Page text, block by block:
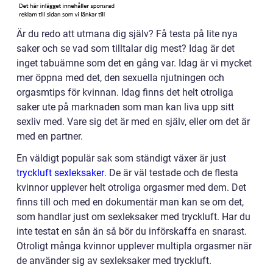
Är du redo att utmana dig själv? Få testa på lite nya
saker och se vad som tilltalar dig mest? Idag är det
inget tabuämne som det en gång var. Idag är vi mycket
mer öppna med det, den sexuella njutningen och
orgasmtips för kvinnan. Idag finns det helt otroliga
saker ute på marknaden som man kan liva upp sitt
sexliv med. Vare sig det är med en själv, eller om det är
med en partner.
En väldigt populär sak som ständigt växer är just
tryckluft sexleksaker. De är väl testade och de flesta
kvinnor upplever helt otroliga orgasmer med dem. Det
finns till och med en dokumentär man kan se om det,
som handlar just om sexleksaker med tryckluft. Har du
inte testat en sån än så bör du införskaffa en snarast.
Otroligt många kvinnor upplever multipla orgasmer när
de använder sig av sexleksaker med tryckluft.